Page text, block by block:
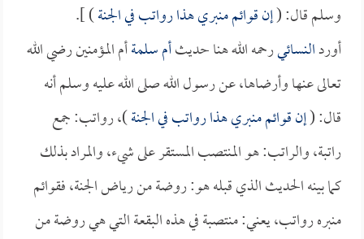
وسلم قال: (إن قوائم منبري هذا رواتب في الجنة) ].
أوردالنسائيرحمه الله هنا حديثأم سلمةأم المؤمنين رضي الله
تعالى عنها وأرضاها، عن رسول الله صلى الله عليه وسلم أنه
قال: (إن قوائم منبري هذا رواتب في الجنة)، رواتب: جمع
راتبة، والراتب: هو المنتصب المستقر على شيء، والمراد بذلك
كما بينه الحديث الذي قبله هو: روضة من رياض الجنة، فقوائم
منبره رواتب، يعني: منتصبة في هذه البقعة التي هي روضة من